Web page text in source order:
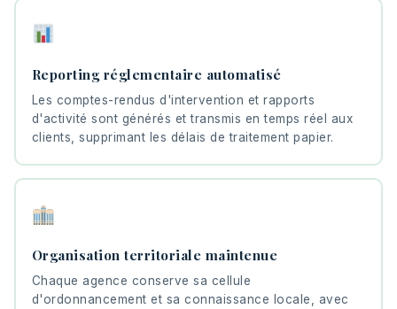
Reporting réglementaire automatisé
Les comptes-rendus d'intervention et rapports
d'activité sont générés et transmis en temps réel aux
clients, supprimant les délais de traitement papier.
Organisation territoriale maintenue
Chaque agence conserve sa cellule
d'ordonnancement et sa connaissance locale, avec